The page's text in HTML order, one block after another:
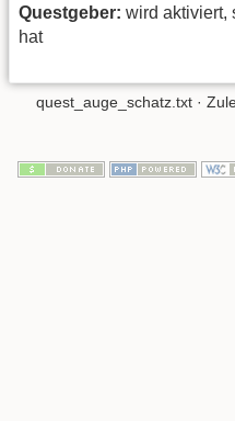
Questgeber: wird aktiviert,
hat
quest_auge_schatz.txt ·